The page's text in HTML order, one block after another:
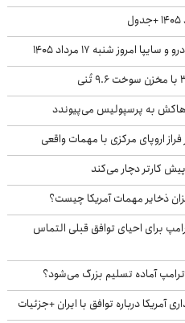
شنبه ۱۷ مرداد ۱۴۰۵
به پرسپولیس می‌پیوندد
ذخایر مهمات آمریکا چیست؟
برای احیای توافق قبلی التماس
ترامپ آماده تسلیم بزرگ می‌شود؟
آمریکا درباره توافق با ایران +جزئیات